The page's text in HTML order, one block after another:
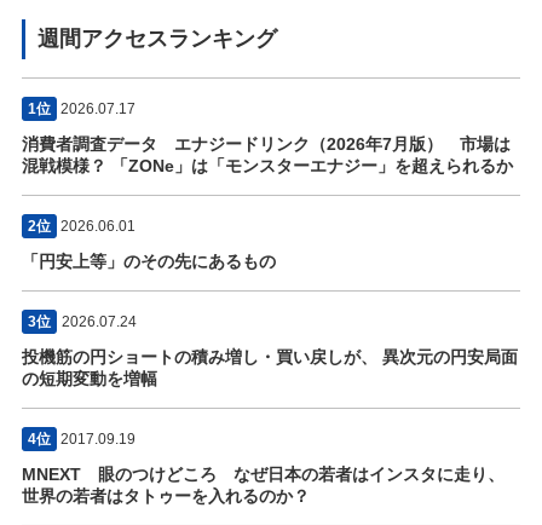
週間アクセスランキング
1位 2026.07.17
消費者調査データ エナジードリンク（2026年7月版） 市場は
混戦模様？ 「ZONe」は「モンスターエナジー」を超えられるか
2位 2026.06.01
「円安上等」のその先にあるもの
3位 2026.07.24
投機筋の円ショートの積み増し・買い戻しが、 異次元の円安局面
の短期変動を増幅
4位 2017.09.19
MNEXT 眼のつけどころ なぜ日本の若者はインスタに走り、
世界の若者はタトゥーを入れるのか？